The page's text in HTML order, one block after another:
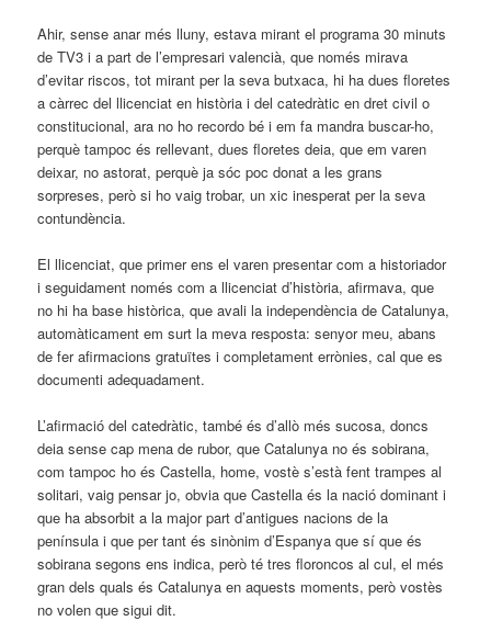
Ahir, sense anar més lluny, estava mirant el programa 30 minuts
de TV3 i a part de l’empresari valencià, que només mirava
d’evitar riscos, tot mirant per la seva butxaca, hi ha dues floretes
a càrrec del llicenciat en història i del catedràtic en dret civil o
constitucional, ara no ho recordo bé i em fa mandra buscar-ho,
perquè tampoc és rellevant, dues floretes deia, que em varen
deixar, no astorat, perquè ja sóc poc donat a les grans
sorpreses, però si ho vaig trobar, un xic inesperat per la seva
contundència.
El llicenciat, que primer ens el varen presentar com a historiador
i seguidament només com a llicenciat d’història, afirmava, que
no hi ha base històrica, que avali la independència de Catalunya,
automàticament em surt la meva resposta: senyor meu, abans
de fer afirmacions gratuïtes i completament errònies, cal que es
documenti adequadament.
L’afirmació del catedràtic, també és d’allò més sucosa, doncs
deia sense cap mena de rubor, que Catalunya no és sobirana,
com tampoc ho és Castella, home, vostè s’està fent trampes al
solitari, vaig pensar jo, obvia que Castella és la nació dominant i
que ha absorbit a la major part d’antigues nacions de la
península i que per tant és sinònim d’Espanya que sí que és
sobirana segons ens indica, però té tres floroncos al cul, el més
gran dels quals és Catalunya en aquests moments, però vostès
no volen que sigui dit.